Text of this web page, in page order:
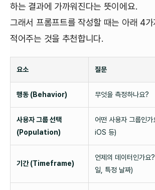
하는 결과에 가까워진다는 뜻이에요.
그래서 프롬프트를 작성할 때는 아래 4
적어주는 것을 추천합니다.
요소 질문
행동 (Behavior) 무엇을 측정하나요?
사용자 그룹 선택
(Population)
어떤 사용자 그룹인가
iOS 등)
기간 (Timeframe)
언제의 데이터인가
일, 특정 날짜)